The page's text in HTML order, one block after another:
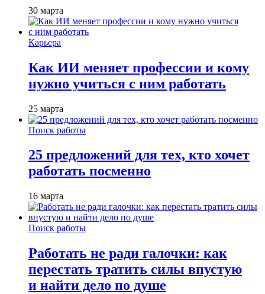
30 марта
Карьера
Как ИИ меняет профессии и кому
нужно учиться с ним работать
25 марта
Поиск работы
25 предложений для тех, кто хочет
работать посменно
16 марта
Поиск работы
Работать не ради галочки: как
перестать тратить силы впустую
и найти дело по душе